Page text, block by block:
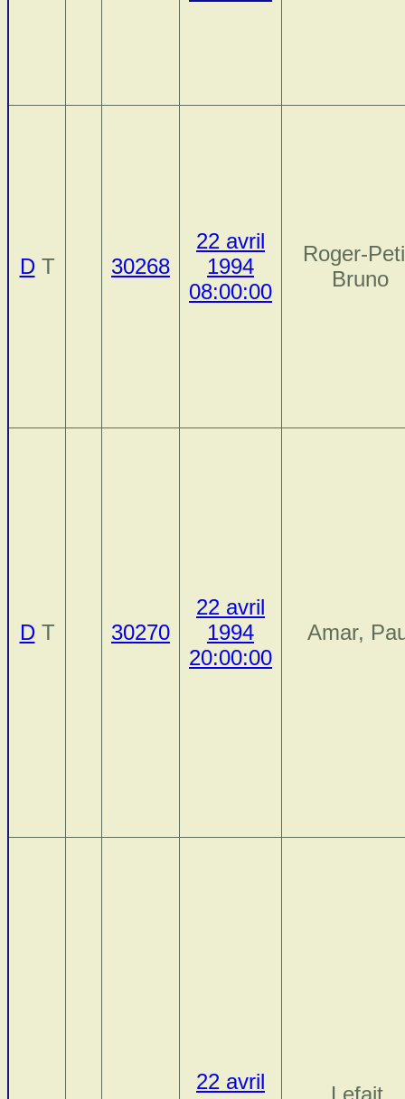
DT 30268
22 avril
1994
08:00:00
Roger-
Bruno
DT 30270
22 avril
1994
20:00:00
Amar,
22 avril
Lefait,